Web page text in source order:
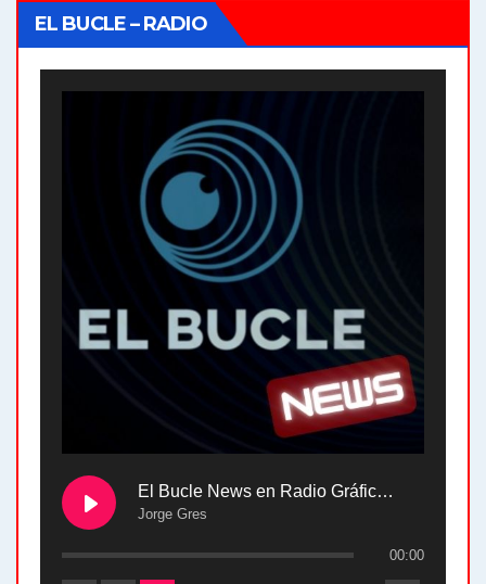
EL BUCLE – RADIO
El Bucle News en Radio Gráfica. Bloque 2 . 28.04.24
Jorge Gres
00:00